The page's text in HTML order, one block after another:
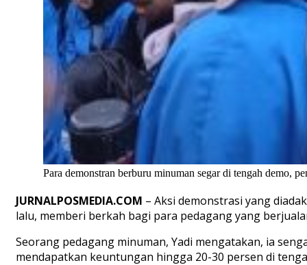
Para demonstran berburu minuman segar di tengah demo,
JURNALPOSMEDIA.COM – Aksi demonstrasi yang
lalu, memberi berkah bagi para pedagang yang
Seorang pedagang minuman, Yadi mengatakan, ia
mendapatkan keuntungan hingga 20-30 persen di